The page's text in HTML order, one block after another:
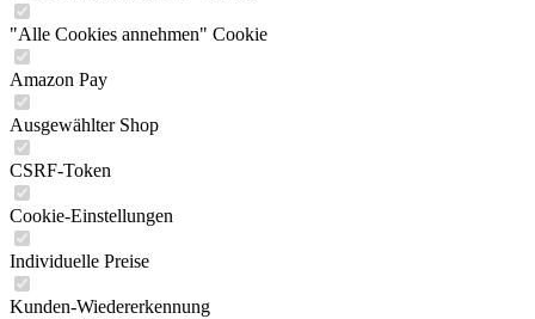
"Alle Cookies annehmen" Cookie
Amazon Pay
Ausgewählter Shop
CSRF-Token
Cookie-Einstellungen
Individuelle Preise
Kunden-Wiedererkennung